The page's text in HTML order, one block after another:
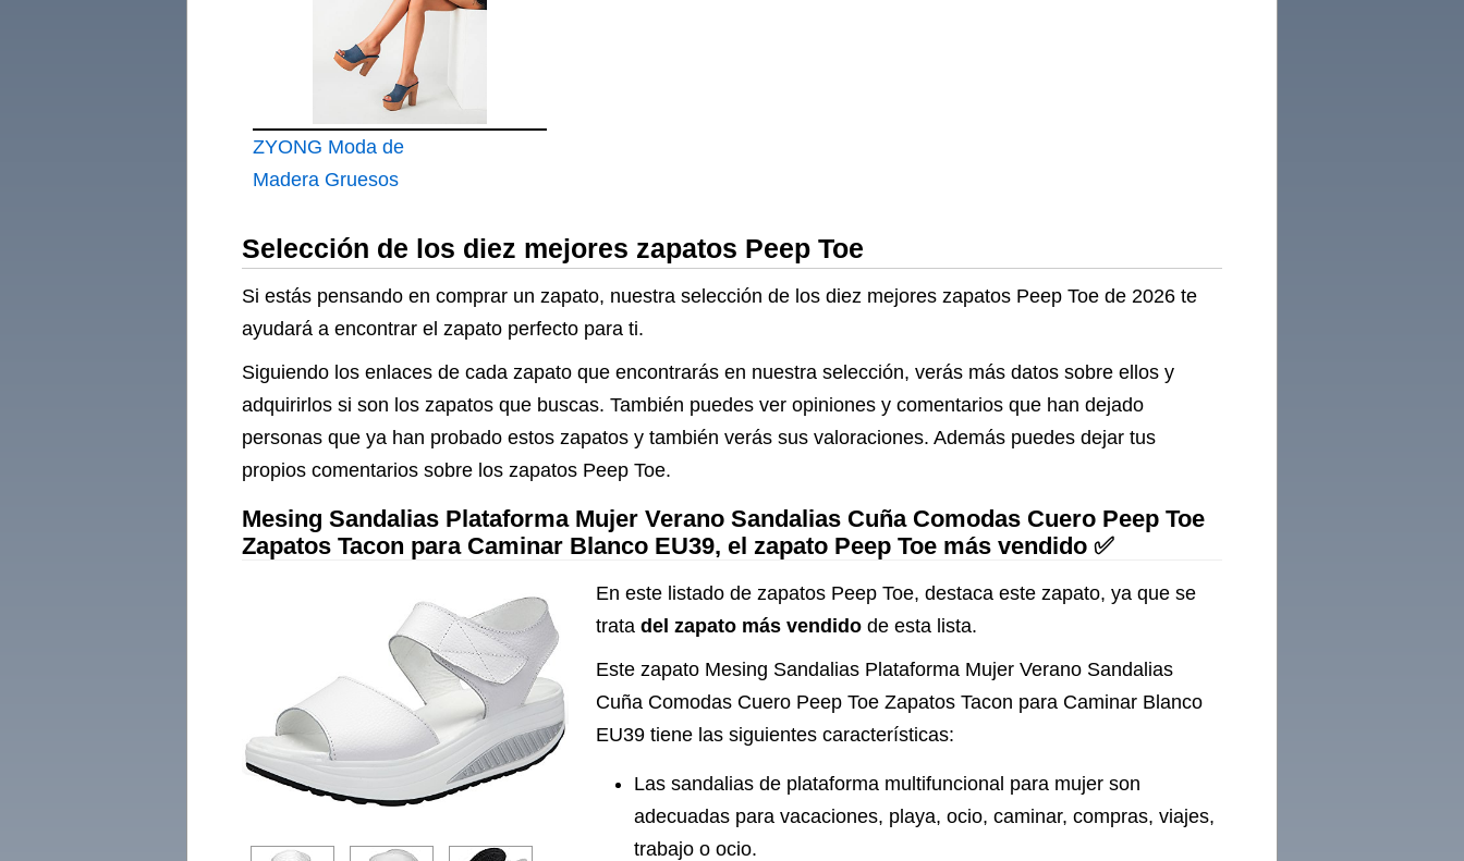
tacón Alto Peep Toe
de Encaje de Marfil
ZYONG Moda de
Madera Gruesos
Sandalias de Mujer
Plataforma Slingback
Peep Toe Pantuflas
Sexy Breve
Sandalias Mujer 2020
Selección de los diez mejores zapatos Peep Toe
Si estás pensando en comprar un zapato, nuestra selección de los diez mejores zapatos Peep Toe de 2026 te
ayudará a encontrar el zapato perfecto para ti.
Siguiendo los enlaces de cada zapato que encontrarás en nuestra selección, verás más datos sobre ellos y
adquirirlos si son los zapatos que buscas. También puedes ver opiniones y comentarios que han dejado
personas que ya han probado estos zapatos y también verás sus valoraciones. Además puedes dejar tus
propios comentarios sobre los zapatos Peep Toe.
Mesing Sandalias Plataforma Mujer Verano Sandalias Cuña Comodas Cuero Peep Toe
Zapatos Tacon para Caminar Blanco EU39, el zapato Peep Toe más vendido ✅
En este listado de zapatos Peep Toe, destaca este zapato, ya que se
trata del zapato más vendido de esta lista.
Este zapato Mesing Sandalias Plataforma Mujer Verano Sandalias
Cuña Comodas Cuero Peep Toe Zapatos Tacon para Caminar Blanco
EU39 tiene las siguientes características:
Las sandalias de plataforma multifuncional para mujer son
adecuadas para vacaciones, playa, ocio, caminar, compras, viajes,
trabajo o ocio.